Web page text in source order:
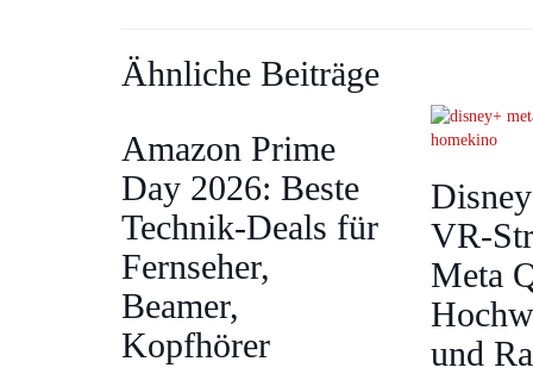
Ähnliche Beiträge
Amazon Prime
Day 2026: Beste
Technik-Deals für
Fernseher,
Beamer,
Kopfhörer
Meta
und